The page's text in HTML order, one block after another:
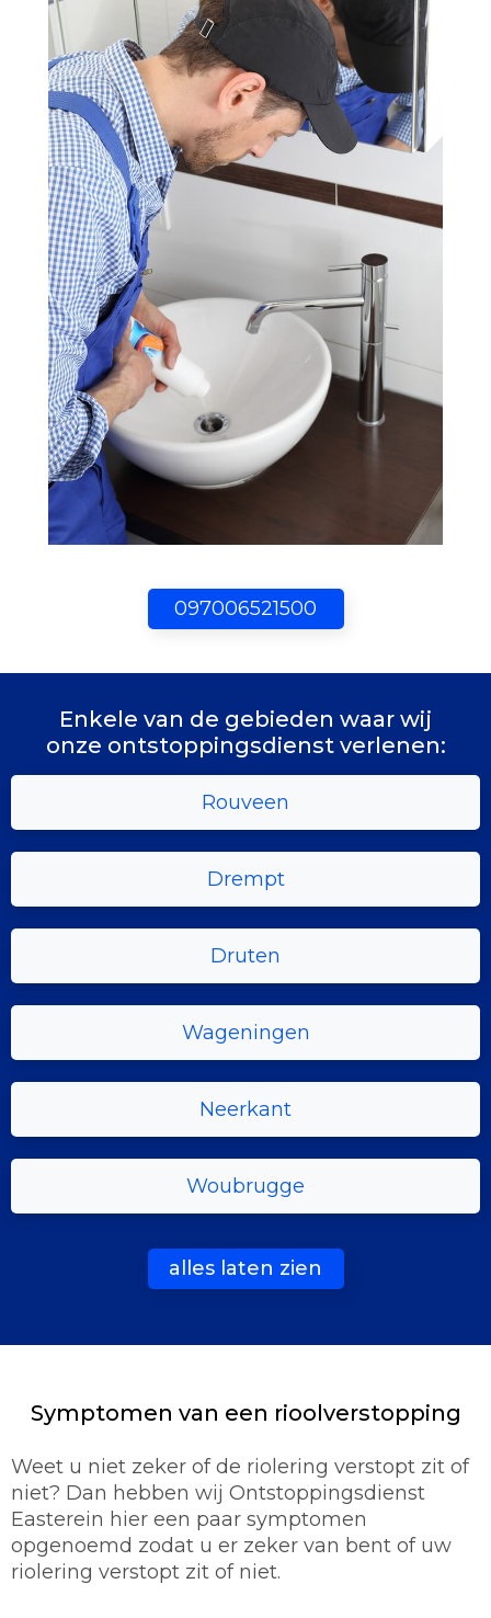
097006521500
Enkele van de gebieden waar wij
onze ontstoppingsdienst verlenen:
Rouveen
Drempt
Druten
Wageningen
Neerkant
Woubrugge
alles laten zien
Symptomen van een rioolverstopping
Weet u niet zeker of de riolering verstopt zit of
niet? Dan hebben wij Ontstoppingsdienst
Easterein hier een paar symptomen
opgenoemd zodat u er zeker van bent of uw
riolering verstopt zit of niet.